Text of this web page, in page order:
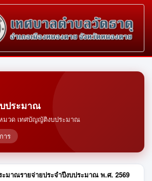
ประมาณ
มวด เทศบัญญัติงบประมาณ
าร
มาณรายจ่ายประจำปีงบประมาณ พ.ศ. 2569